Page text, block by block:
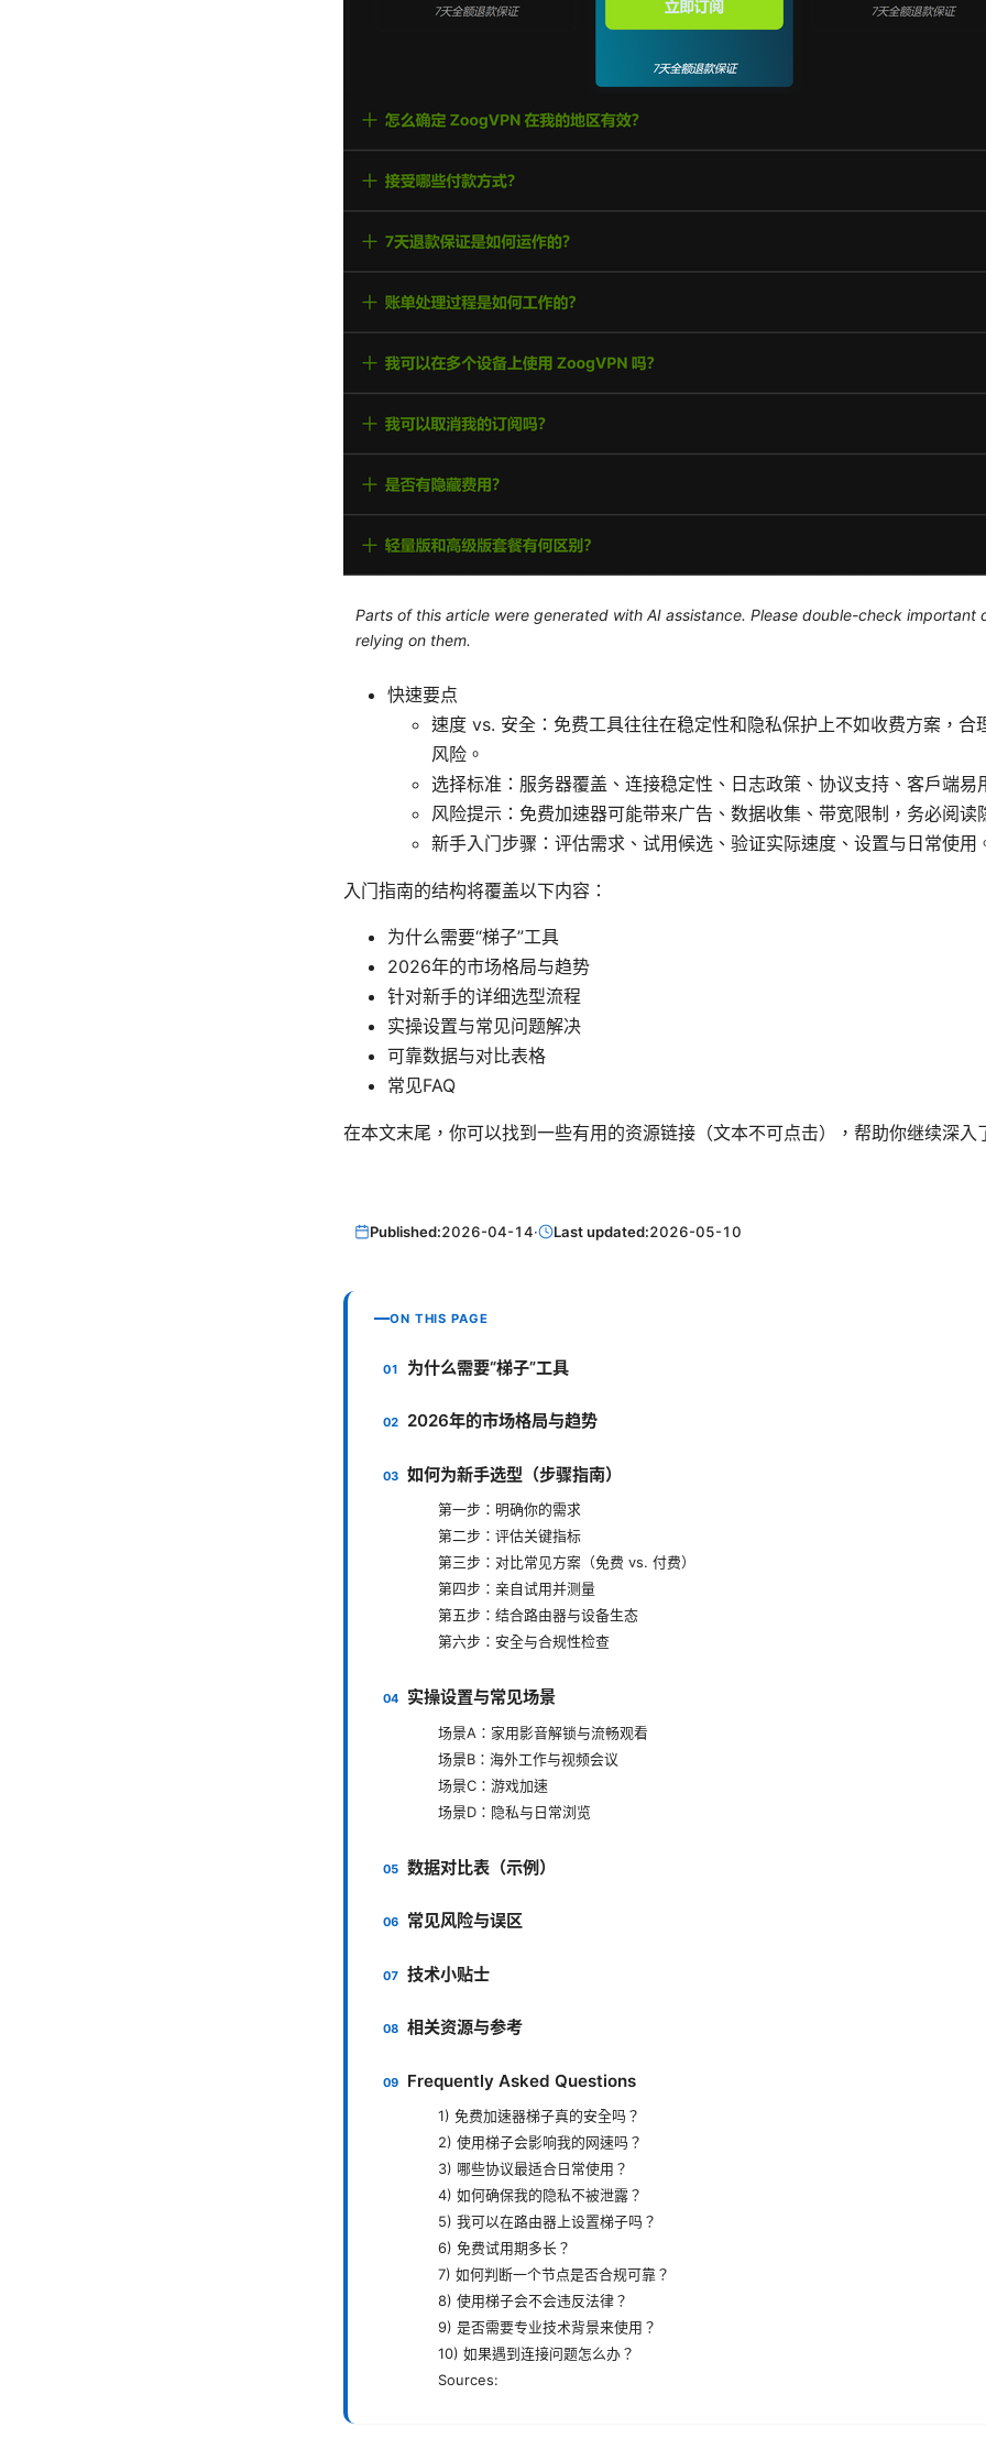
Parts of this article were generated with AI assistance. Please double-check important
relying on them.
快速要点
速度 vs. 安全：免费工具往往在稳定性和隐私保护上不如收费方案，合
风险。
选择标准：服务器覆盖、连接稳定性、日志政策、协议支持、客户端易
风险提示：免费加速器可能带来广告、数据收集、带宽限制，务必阅读
新手入门步骤：评估需求、试用候选、验证实际速度、设置与日常使用
入门指南的结构将覆盖以下内容：
为什么需要“梯子”工具
2026年的市场格局与趋势
针对新手的详细选型流程
实操设置与常见问题解决
可靠数据与对比表格
常见FAQ
在本文末尾，你可以找到一些有用的资源链接（文本不可点击），帮助你继续深入
Published:2026-04-14· Last updated:2026-05-10
ON THIS PAGE
为什么需要“梯子”工具
2026年的市场格局与趋势
如何为新手选型（步骤指南）
第一步：明确你的需求
第二步：评估关键指标
第三步：对比常见方案（免费 vs. 付费）
第四步：亲自试用并测量
第五步：结合路由器与设备生态
第六步：安全与合规性检查
实操设置与常见场景
场景A：家用影音解锁与流畅观看
场景B：海外工作与视频会议
场景C：游戏加速
场景D：隐私与日常浏览
数据对比表（示例）
常见风险与误区
技术小贴士
相关资源与参考
Frequently Asked Questions
1) 免费加速器梯子真的安全吗？
2) 使用梯子会影响我的网速吗？
3) 哪些协议最适合日常使用？
4) 如何确保我的隐私不被泄露？
5) 我可以在路由器上设置梯子吗？
6) 免费试用期多长？
7) 如何判断一个节点是否合规可靠？
8) 使用梯子会不会违反法律？
9) 是否需要专业技术背景来使用？
10) 如果遇到连接问题怎么办？
Sources: